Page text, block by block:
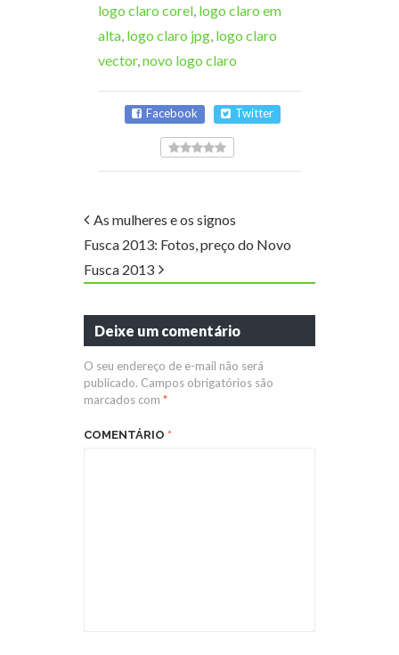
logo claro corel logo claro em
alta logo claro jpg logo claro
vector, novo logo claro
Facebook Twitter
As mulheres e os signos
Fusca 2013: Fotos, preço do Novo
Fusca 2013
Deixe um comentário
O seu endereço de e-mail não será
publicado. Campos obrigatórios são
marcados com *
COMENTÁRIO *